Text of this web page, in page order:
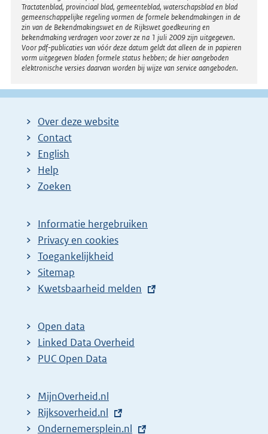
Tractatenblad, provinciaal blad, gemeenteblad, waterschapsblad en blad
gemeenschappelijke regeling vormen de formele bekendmakingen in de
zin van de Bekendmakingswet en de Rijkswet goedkeuring en
bekendmaking verdragen voor zover ze na 1 juli 2009 zijn uitgegeven.
Voor pdf-publicaties van vóór deze datum geldt dat alleen de in papieren
vorm uitgegeven bladen formele status hebben; de hier aangeboden
elektronische versies daarvan worden bij wijze van service aangeboden.
Over deze website
Contact
English
Help
Zoeken
Informatie hergebruiken
Privacy en cookies
Toegankelijkheid
Sitemap
E
t
e
r
l
i
Kwetsbaarheid melden
Open data
Linked Data Overheid
PUC Open Data
MijnOverheid.nl
E
x
Rijksoverheid.nl
E
Ondernemersplein.nl